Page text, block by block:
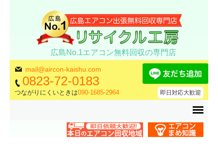
広島No.1エアコン無料回収の専門店
mail@aircon-kaishu.com
0823-72-0183
つながりにくいときは090-1685-2964 即日対応大歓迎